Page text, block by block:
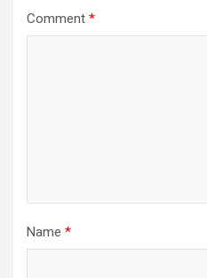
Comment *
Name *